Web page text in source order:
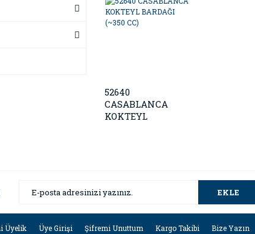
52640
CASABLANCA
KOKTEYL
EKLE
Üyelik Üye Girişi Şifremi Unuttum Kargo Takibi Bize Yazın